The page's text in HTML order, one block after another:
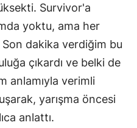
Survivor'a
yoktu, ama her
dakika verdiğim bu
çıkardı ve belki de
anlamıyla verimli
yarışma öncesi
anlattı.